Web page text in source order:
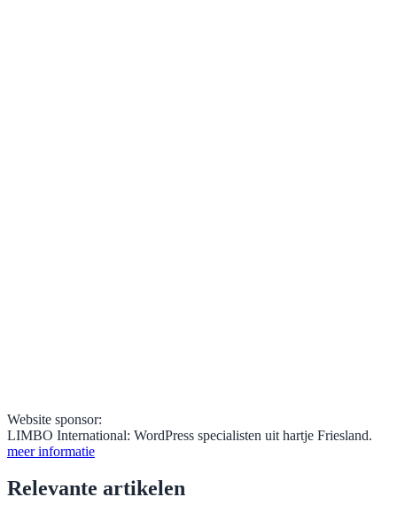
Website sponsor:
LIMBO International: WordPress specialisten uit hartje Friesland.
meer informatie
Relevante artikelen